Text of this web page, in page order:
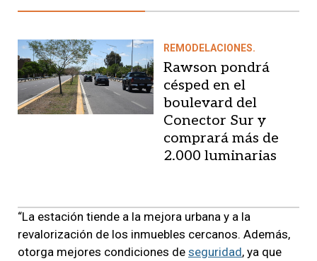
REMODELACIONES.
Rawson pondrá
césped en el
boulevard del
Conector Sur y
comprará más de
2.000 luminarias
“La estación tiende a la mejora urbana y a la
revalorización de los inmuebles cercanos. Además,
otorga mejores condiciones de seguridad, ya que